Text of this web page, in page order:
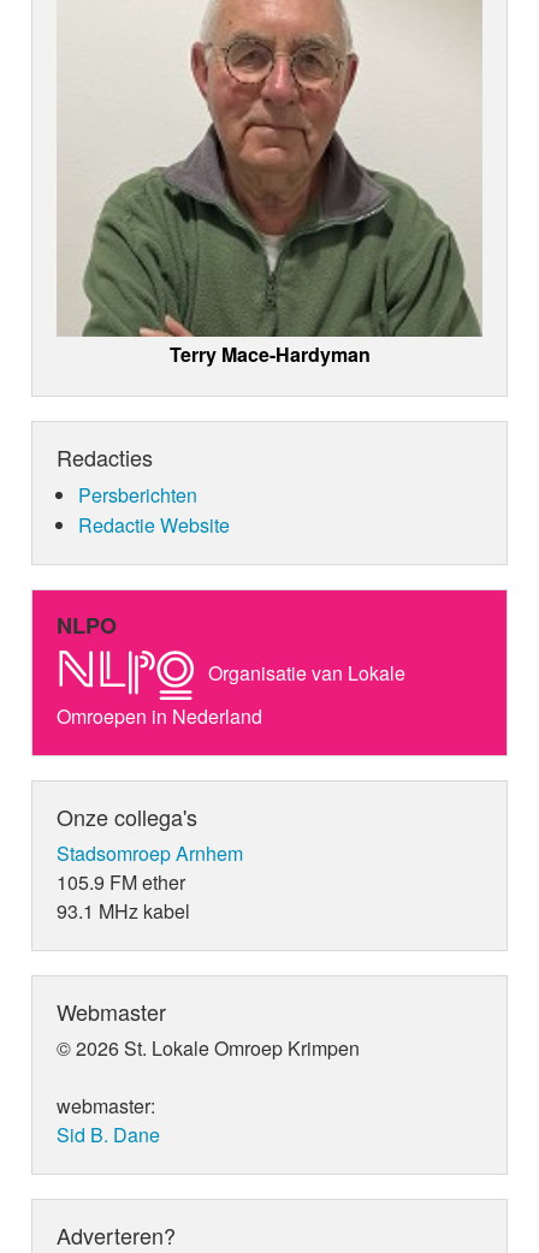
Terry Mace-Hardyman
Redacties
Persberichten
Redactie Website
NLPO
Organisatie van Lokale
Omroepen in Nederland
Onze collega's
Stadsomroep Arnhem
105.9 FM ether
93.1 MHz kabel
Webmaster
© 2026 St. Lokale Omroep Krimpen
webmaster:
Sid B. Dane
Adverteren?